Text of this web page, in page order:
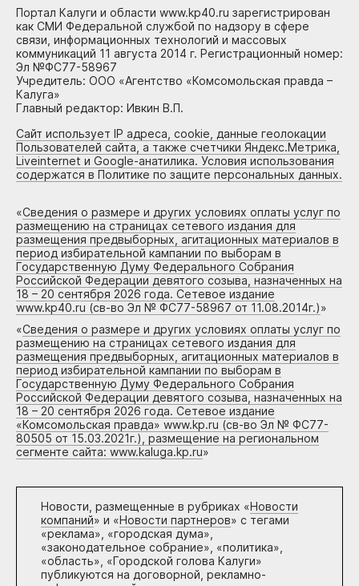
Портал Калуги и области www.kp40.ru зарегистрирован
как СМИ Федеральной службой по надзору в сфере
связи, информационных технологий и массовых
коммуникаций 11 августа 2014 г. Регистрационный номер:
Эл №ФС77-58967
Учредитель: ООО «Агентство «Комсомольская правда –
Калуга»
Главный редактор: Ивкин В.П.
Сайт использует IP адреса, cookie, данные геолокации
Пользователей сайта, а также счетчики Яндекс.Метрика,
Liveinternet и Google-анатилика. Условия использования
содержатся в Политике по защите персональных данных.
«Сведения о размере и других условиях оплаты услуг по
размещению на страницах сетевого издания для
размещения предвыборных, агитационных материалов в
период избирательной кампании по выборам в
Государственную Думу Федерального Собрания
Российской Федерации девятого созыва, назначенных на
18 – 20 сентября 2026 года. Сетевое издание
www.kp40.ru (св-во Эл № ФС77-58967 от 11.08.2014г.)»
«Сведения о размере и других условиях оплаты услуг по
размещению на страницах сетевого издания для
размещения предвыборных, агитационных материалов в
период избирательной кампании по выборам в
Государственную Думу Федерального Собрания
Российской Федерации девятого созыва, назначенных на
18 – 20 сентября 2026 года. Сетевое издание
«Комсомольская правда» www.kp.ru (св-во Эл № ФС77-
80505 от 15.03.2021г.), размещение на региональном
сегменте сайта: www.kaluga.kp.ru»
Новости, размещенные в рубриках «Новости
компаний» и «Новости партнеров» с тегами
«реклама», «городская дума»,
«законодательное собрание», «политика»,
«область», «Городской голова Калуги»
публикуются на договорной, рекламно-